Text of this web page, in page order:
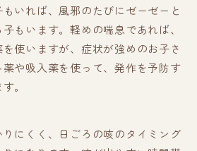
いれば、風邪のたびにゼーゼーと
もいます。軽めの喘息であれば、
使いますが、症状が強めのお子さ
や吸入薬を使って、発作を予防す
。
にくく、日ごろの咳のタイミング